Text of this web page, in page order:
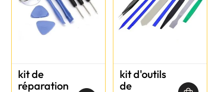
kit de
réparation
kit d'outils
de